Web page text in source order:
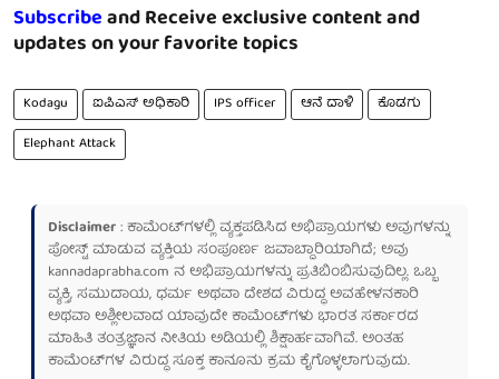
Subscribeand Receive exclusive content and
updates on your favorite topics
Kodagu ಐಪಿಎಸ್ ಅಧಿಕಾರಿ IPS officer ಆನೆ ದಾಳಿ
ಕೊಡಗು
Elephant Attack
Disclaimer: ಕಾಮೆಂಟ್‌ಗಳಲ್ಲಿ ವ್ಯಕ್ತಪಡಿಸಿದ ಅಭಿಪ್ರಾಯಗಳು ಅವುಗಳನ್ನು
ಪೋಸ್ಟ್ ಮಾಡುವ ವ್ಯಕ್ತಿಯ ಸಂಪೂರ್ಣ ಜವಾಬ್ದಾರಿಯಾಗಿದೆ; ಅವು
kannadaprabha.com ನ ಅಭಿಪ್ರಾಯಗಳನ್ನು ಪ್ರತಿಬಿಂಬಿಸುವುದಿಲ್ಲ. ಒಬ್ಬ
ವ್ಯಕ್ತಿ, ಸಮುದಾಯ, ಧರ್ಮ ಅಥವಾ ದೇಶದ ವಿರುದ್ಧ ಅವಹೇಳನಕಾರಿ
ಅಥವಾ ಅಶ್ಲೀಲವಾದ ಯಾವುದೇ ಕಾಮೆಂಟ್‌ಗಳು ಭಾರತ ಸರ್ಕಾರದ
ಮಾಹಿತಿ ತಂತ್ರಜ್ಞಾನ ನೀತಿಯ ಅಡಿಯಲ್ಲಿ ಶಿಕ್ಷಾರ್ಹವಾಗಿವೆ. ಅಂತಹ
ಕಾಮೆಂಟ್‌ಗಳ ವಿರುದ್ಧ ಸೂಕ್ತ ಕಾನೂನು ಕ್ರಮ ಕೈಗೊಳ್ಳಲಾಗುವುದು.